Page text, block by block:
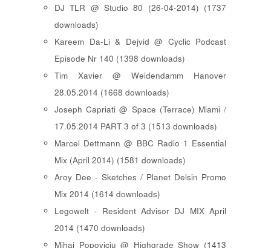
DJ TLR @ Studio 80 (26-04-2014) (1737
downloads)
Kareem Da-Li & Dejvid @ Cyclic Podcast
Episode Nr 140 (1398 downloads)
Tim Xavier @ Weidendamm Hanover
28.05.2014 (1668 downloads)
Joseph Capriati @ Space (Terrace) Miami /
17.05.2014 PART 3 of 3 (1513 downloads)
Marcel Dettmann @ BBC Radio 1 Essential
Mix (April 2014) (1581 downloads)
Aroy Dee - Sketches / Planet Delsin Promo
Mix 2014 (1614 downloads)
Legowelt - Resident Advisor DJ MIX April
2014 (1470 downloads)
Mihai Popoviciu @ Highgrade Show (1413